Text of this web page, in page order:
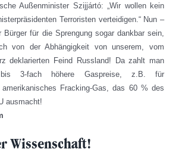
Außenminister Szijjártó: „Wir wollen kein
Terroristen verteidigen.“ Nun –
für die Sprengung sogar dankbar sein,
von der Abhängigkeit von unserem, vom
deklarierten Feind Russland! Da zahlt man
3-fach höhere Gaspreise, z.B. für
amerikanisches Fracking-Gas, das 60 % des
ausmacht!
Wissenschaft!